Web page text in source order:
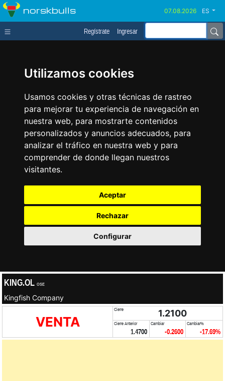
Utilizamos cookies
Usamos cookies y otras técnicas de rastreo
para mejorar tu experiencia de navegación en
nuestra web, para mostrarte contenidos
personalizados y anuncios adecuados, para
analizar el tráfico en nuestra web y para
comprender de donde llegan nuestros
visitantes.
Aceptar
Rechazar
Configurar
norskbulls ES
Regístrate Ingresar
KING.OL OSE
Kingfish Company
VENTA
Cierre 1.2100
Cierre Anterior
1.4700
Cambiar
-0.2600
Cambiar%
-17.69%